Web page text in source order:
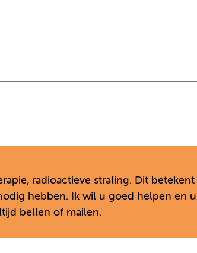
radioactieve straling. Dit betekent
hebben. Ik wil u goed helpen en u
bellen of mailen.